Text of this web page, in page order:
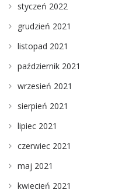
styczeń 2022
grudzień 2021
listopad 2021
październik 2021
wrzesień 2021
sierpień 2021
lipiec 2021
czerwiec 2021
maj 2021
kwiecień 2021